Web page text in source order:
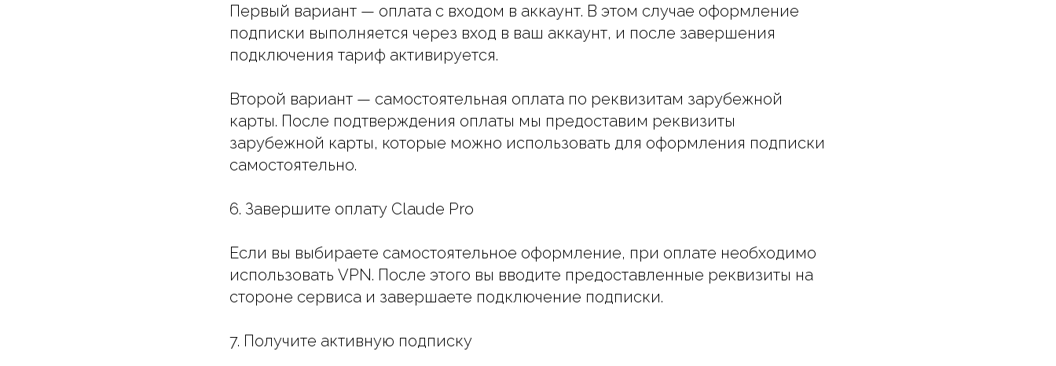
Первый вариант — оплата с входом в аккаунт. В этом случае оформление
подписки выполняется через вход в ваш аккаунт, и после завершения
подключения тариф активируется.
Второй вариант — самостоятельная оплата по реквизитам зарубежной
карты. После подтверждения оплаты мы предоставим реквизиты
зарубежной карты, которые можно использовать для оформления подписки
самостоятельно.
6. Завершите оплату Claude Pro
Если вы выбираете самостоятельное оформление, при оплате необходимо
использовать VPN. После этого вы вводите предоставленные реквизиты на
стороне сервиса и завершаете подключение подписки.
7. Получите активную подписку